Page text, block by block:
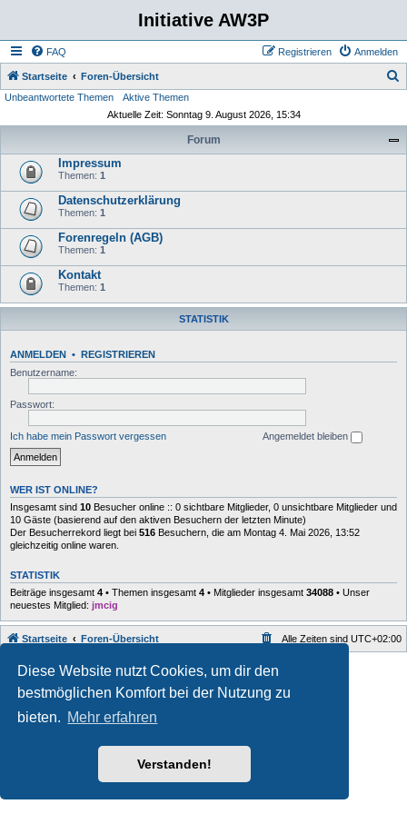
Diese Website nutzt Cookies, um dir den
bestmöglichen Komfort bei der Nutzung zu
bieten. Mehr erfahren
Verstanden!
Initiative AW3P
FAQ Anmelden
Registrieren
Startseite Foren-Übersicht
Unbeantwortete Themen
Aktive Themen
Aktuelle Zeit: Sonntag 9. August 2026, 15:34
Forum
Impressum
Themen: 1
Datenschutzerklärung
Themen: 1
Forenregeln (AGB)
Themen: 1
Kontakt
Themen: 1
STATISTIK
ANMELDEN • REGISTRIEREN
Benutzername:
Passwort:
Ich habe mein Passwort vergessen Angemeldet bleiben
WER IST ONLINE?
Insgesamt sind 10 Besucher online :: 0 sichtbare Mitglieder, 0 unsichtbare Mitglieder und
10 Gäste (basierend auf den aktiven Besuchern der letzten Minute)
Der Besucherrekord liegt bei 516 Besuchern, die am Montag 4. Mai 2026, 13:52
gleichzeitig online waren.
STATISTIK
Beiträge insgesamt 4 • Themen insgesamt 4 • Mitglieder insgesamt 34088 • Unser
neuestes Mitglied: jmcig
Startseite Foren-Übersicht Alle Zeiten sind UTC+02:00
Style developer by forum ,
Powered byphpBB ® Forum Software © phpBB Limited
Deutsche Übersetzung durchphpBB.de
Datenschutz